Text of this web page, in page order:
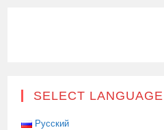
SELECT LANGUAGE
Русский